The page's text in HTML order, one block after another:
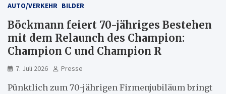
AUTO/VERKEHR BILDER
Böckmann feiert 70-jähriges Bestehen
mit dem Relaunch des Champion:
Champion C und Champion R
7. Juli 2026 Presse
Pünktlich zum 70-jährigen Firmenjubiläum bringt